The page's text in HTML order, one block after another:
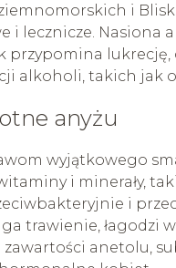
i
i lecznicze. Nasiona
przypomina lukrecję,
alkoholi, takich jak
anyżu
wyjątkowego
i minerały,
i
trawienie, łagodzi
zawartości anetolu,